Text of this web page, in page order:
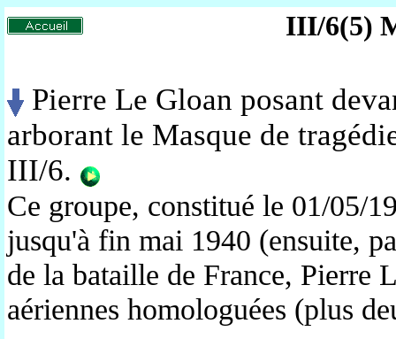
III/6(5)
Pierre Le Gloan posant
arborant le Masque de
III/6.
Ce groupe, constitué le 01/05/
jusqu'à fin mai 1940 (ensuite,
de la bataille de France, Pierre
aériennes homologuées (plus